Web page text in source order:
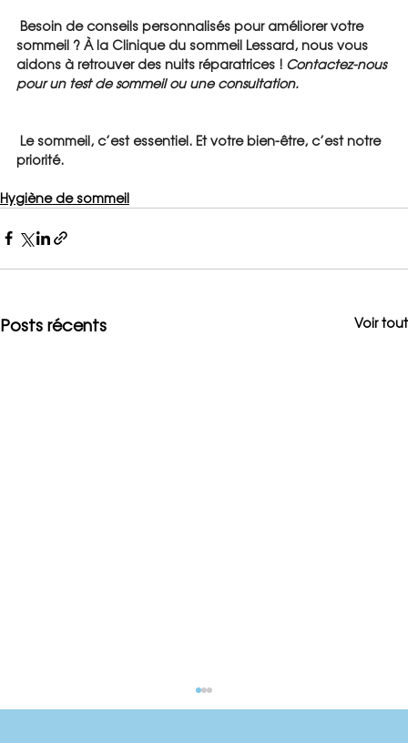
sommeil ? À la Clinique du sommeil Lessard, nous vous
aidons à retrouver des nuits réparatrices ! Contactez-nous
pour un test de sommeil ou une consultation.
priorité.
Hygiène de sommeil
Posts récents Voir tout